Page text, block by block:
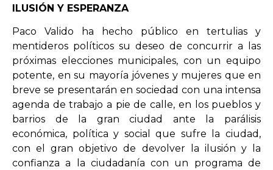
ILUSIÓN Y ESPERANZA
Paco Valido ha hecho público en tertulias y
mentideros políticos su deseo de concurrir a las
próximas elecciones municipales, con un equipo
potente, en su mayoría jóvenes y mujeres que en
breve se presentarán en sociedad con una intensa
agenda de trabajo a pie de calle, en los pueblos y
barrios de la gran ciudad ante la parálisis
económica, política y social que sufre la ciudad,
con el gran objetivo de devolver la ilusión y la
confianza a la ciudadanía con un programa de